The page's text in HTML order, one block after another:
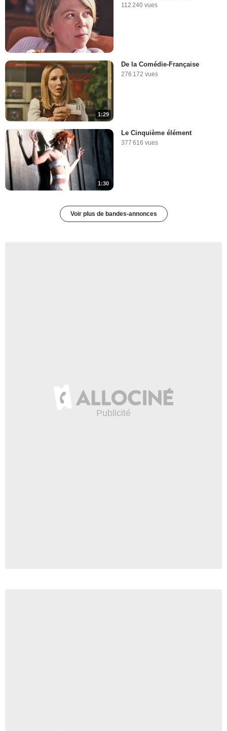
112 240 vues
1:29
De la Comédie-Française
276 172 vues
1:30
Le Cinquième élément
377 616 vues
Voir plus de bandes-annonces